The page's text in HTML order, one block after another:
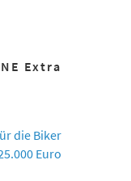
Extra
die Biker
Euro